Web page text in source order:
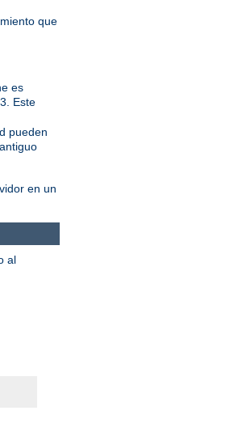
que
es
Este
pueden
en un
al